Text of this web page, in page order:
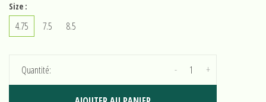
Size :
4.75 7.5 8.5
Quantité: +
-